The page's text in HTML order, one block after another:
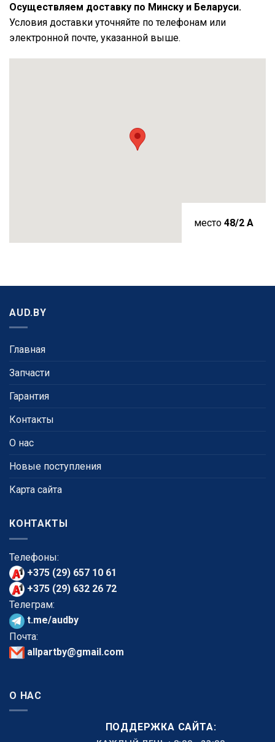
Осуществляем доставку по Минску и Беларуси.
Условия доставки уточняйте по телефонам или
электронной почте, указанной выше.
место 48/2 A
AUD.BY
Главная
Запчасти
Гарантия
Контакты
О нас
Новые поступления
Карта сайта
КОНТАКТЫ
Телефоны:
+375 (29) 657 10 61
+375 (29) 632 26 72
Телеграм:
t.me/audby
Почта:
allpartby@gmail.com
О НАС
ПОДДЕРЖКА САЙТА: